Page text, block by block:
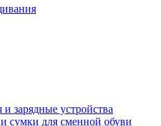
зарядные устройства
сумки для сменной обуви